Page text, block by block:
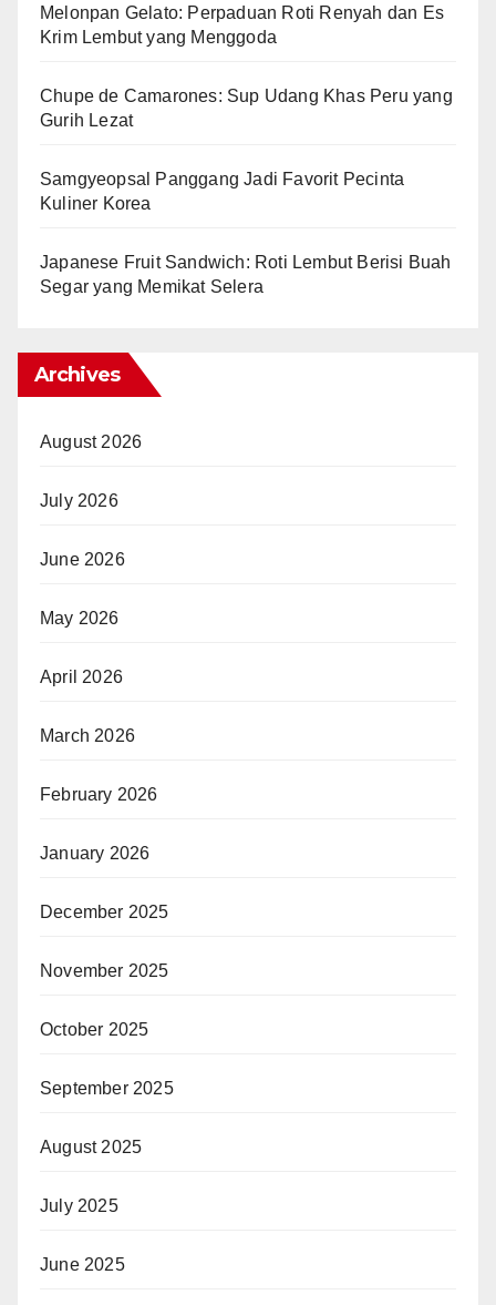
Melonpan Gelato: Perpaduan Roti Renyah dan Es
Krim Lembut yang Menggoda
Chupe de Camarones: Sup Udang Khas Peru yang
Gurih Lezat
Samgyeopsal Panggang Jadi Favorit Pecinta
Kuliner Korea
Japanese Fruit Sandwich: Roti Lembut Berisi Buah
Segar yang Memikat Selera
Archives
August 2026
July 2026
June 2026
May 2026
April 2026
March 2026
February 2026
January 2026
December 2025
November 2025
October 2025
September 2025
August 2025
July 2025
June 2025